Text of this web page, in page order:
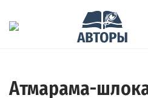
Атмарама-